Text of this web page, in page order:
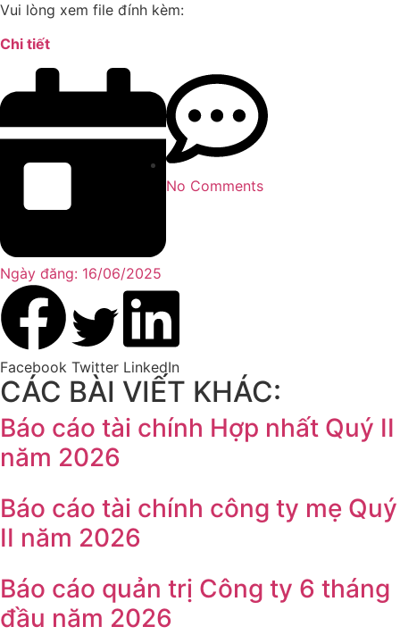
Vui lòng xem file đính kèm:
Chi tiết
Ngày đăng: 16/06/2025
No Comments
Facebook Twitter LinkedIn
CÁC BÀI VIẾT KHÁC:
Báo cáo tài chính Hợp nhất Quý II
năm 2026
Báo cáo tài chính công ty mẹ Quý
II năm 2026
Báo cáo quản trị Công ty 6 tháng
đầu năm 2026